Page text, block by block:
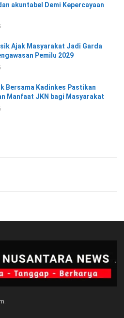
akuntabel Demi Kepercayaan
Ajak Masyarakat Jadi Garda
Pemilu 2029
Bersama Kadinkes Pastikan
Manfaat JKN bagi Masyarakat
.